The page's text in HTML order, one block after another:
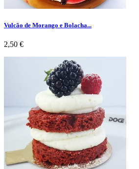
Vulcão de Morango e Bolacha...
Preço
2,50 €